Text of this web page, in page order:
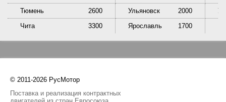
Тюмень
2600 Ульяновск 2000
Чита
3300 Ярославль 1700
© 2011-2026 РусМотор
Поставка и реализация контрактных